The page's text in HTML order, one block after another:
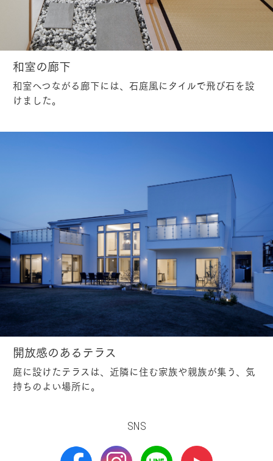
和室の廊下
和室へつながる廊下には、石庭風にタイルで飛び石を設
けました。
開放感のあるテラス
庭に設けたテラスは、近隣に住む家族や親族が集う、気
持ちのよい場所に。
SNS